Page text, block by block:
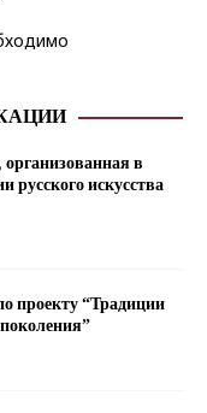
в
русского искусства
проекту “Традиции
поколения”